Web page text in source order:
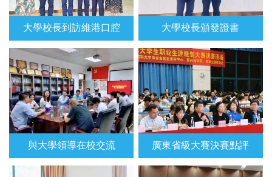
大學校長到訪維港口腔 大學校長頒發證書
與大學領導在校交流 廣東省級大賽決賽點評